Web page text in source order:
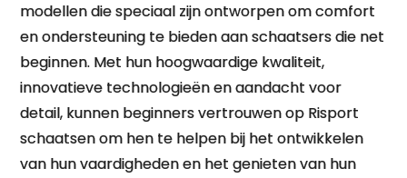
modellen die speciaal zijn ontworpen om comfort
en ondersteuning te bieden aan schaatsers die net
beginnen. Met hun hoogwaardige kwaliteit,
innovatieve technologieën en aandacht voor
detail, kunnen beginners vertrouwen op Risport
schaatsen om hen te helpen bij het ontwikkelen
van hun vaardigheden en het genieten van hun